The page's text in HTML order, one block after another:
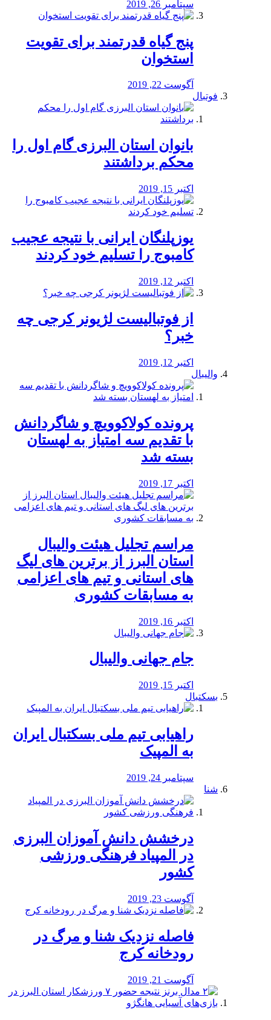
سپتامبر 26, 2019
پنج گیاه قدرتمند برای تقویت
استخوان
آگوست 22, 2019
فوتبال
بانوان استان البرزی گام اول را
محكم برداشتند
اکتبر 15, 2019
یوزپلنگان ایرانی با نتیجه عجیب
کامبوج را تسلیم خود کردند
اکتبر 12, 2019
از فوتبالیست لژیونر کرجی چه
خبر؟
اکتبر 12, 2019
والیبال
پرونده کولاکوویچ و شاگردانش
با تقدیم سه امتیاز به لهستان
بسته شد
اکتبر 17, 2019
مراسم تجلیل هیئت والیبال
استان البرز از برترین های لیگ
های استانی و تیم های اعزامی
به مسابقات کشوری
اکتبر 16, 2019
جام جهانی والیبال
اکتبر 15, 2019
بسکتبال
راهیابی تیم ملی بسکتبال ایران
به المپیک
سپتامبر 24, 2019
شنا
درخشش دانش آموزان البرزی
در المپیاد فرهنگی ورزشی
کشور
آگوست 23, 2019
️فاصله نزدیک شنا و مرگ در
رودخانه کرج
آگوست 21, 2019